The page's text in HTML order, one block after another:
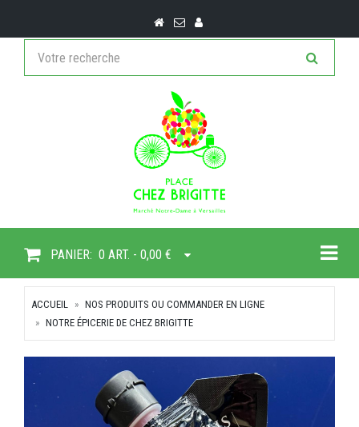
PANIER: 0 ART. - 0,00 €
ACCUEIL
NOS PRODUITS OU COMMANDER EN LIGNE
NOTRE ÉPICERIE DE CHEZ BRIGITTE